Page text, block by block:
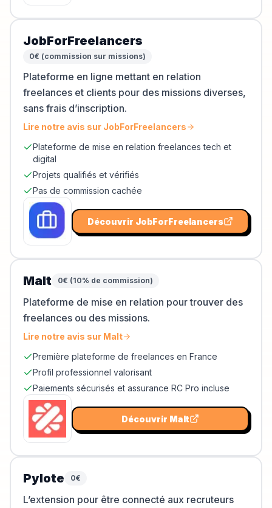
JobForFreelancers
0€ (commission sur missions)
Plateforme en ligne mettant en relation
freelances et clients pour des missions diverses,
sans frais d’inscription.
Lire notre avis sur JobForFreelancers
Plateforme de mise en relation freelances tech et
digital
Projets qualifiés et vérifiés
Pas de commission cachée
Découvrir JobForFreelancers
Malt 0€ (10% de commission)
Plateforme de mise en relation pour trouver des
freelances ou des missions.
Lire notre avis sur Malt
Première plateforme de freelances en France
Profil professionnel valorisant
Paiements sécurisés et assurance RC Pro incluse
Découvrir Malt
Pylote 0€
L’extension pour être connecté aux recruteurs